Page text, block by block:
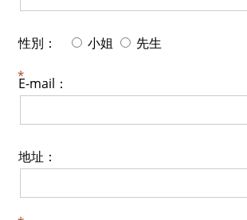
性別： 小姐 先生
E-mail：
地址：